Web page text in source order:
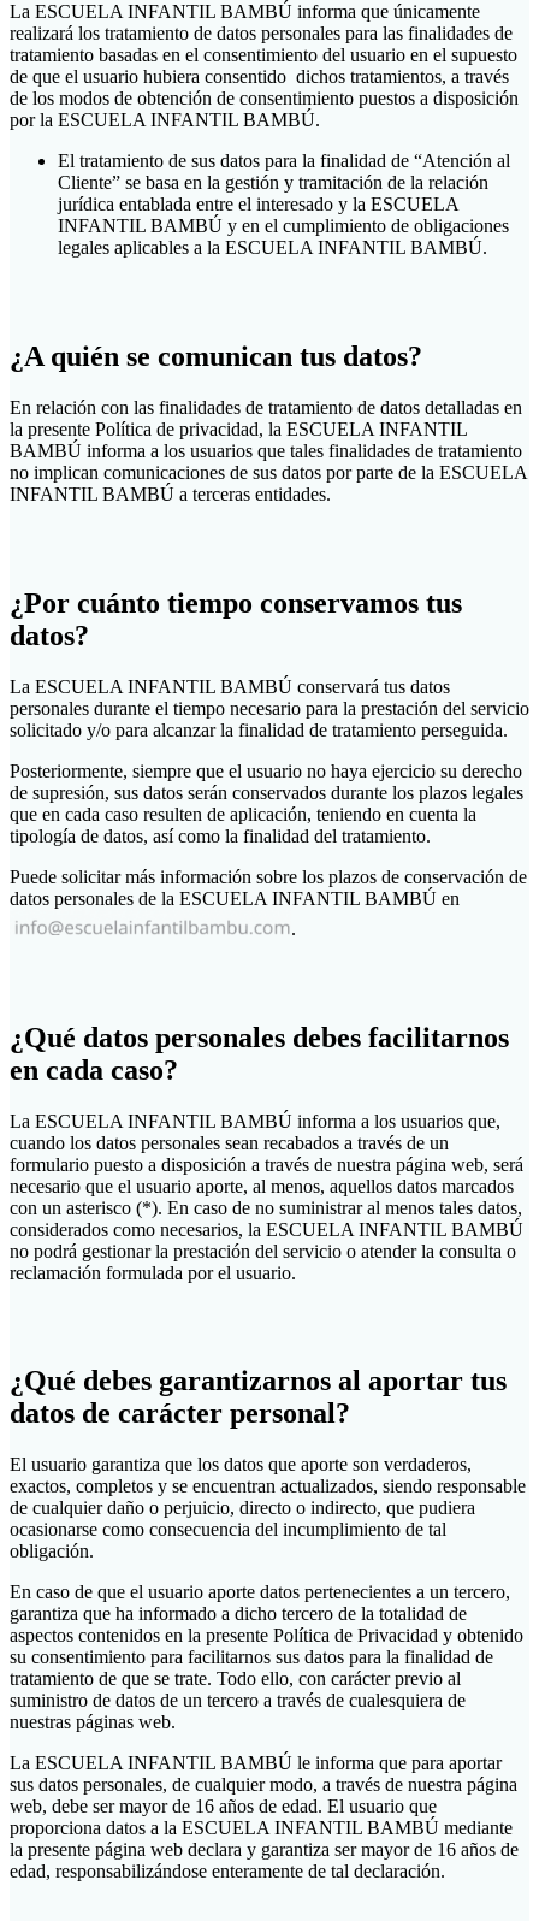
La ESCUELA INFANTIL BAMBÚ informa que únicamente
realizará los tratamiento de datos personales para las finalidades de
tratamiento basadas en el consentimiento del usuario en el supuesto
de que el usuario hubiera consentido dichos tratamientos, a través
de los modos de obtención de consentimiento puestos a disposición
por la ESCUELA INFANTIL BAMBÚ.
El tratamiento de sus datos para la finalidad de “Atención al
Cliente” se basa en la gestión y tramitación de la relación
jurídica entablada entre el interesado y la ESCUELA
INFANTIL BAMBÚ y en el cumplimiento de obligaciones
legales aplicables a la ESCUELA INFANTIL BAMBÚ.
¿A quién se comunican tus datos?
En relación con las finalidades de tratamiento de datos detalladas en
la presente Política de privacidad, la ESCUELA INFANTIL
BAMBÚ informa a los usuarios que tales finalidades de tratamiento
no implican comunicaciones de sus datos por parte de la ESCUELA
INFANTIL BAMBÚ a terceras entidades.
¿Por cuánto tiempo conservamos tus
datos?
La ESCUELA INFANTIL BAMBÚ conservará tus datos
personales durante el tiempo necesario para la prestación del servicio
solicitado y/o para alcanzar la finalidad de tratamiento perseguida.
Posteriormente, siempre que el usuario no haya ejercicio su derecho
de supresión, sus datos serán conservados durante los plazos legales
que en cada caso resulten de aplicación, teniendo en cuenta la
tipología de datos, así como la finalidad del tratamiento.
Puede solicitar más información sobre los plazos de conservación de
datos personales de la ESCUELA INFANTIL BAMBÚ en
.
¿Qué datos personales debes facilitarnos
en cada caso?
La ESCUELA INFANTIL BAMBÚ informa a los usuarios que,
cuando los datos personales sean recabados a través de un
formulario puesto a disposición a través de nuestra página web, será
necesario que el usuario aporte, al menos, aquellos datos marcados
con un asterisco (*). En caso de no suministrar al menos tales datos,
considerados como necesarios, la ESCUELA INFANTIL BAMBÚ
no podrá gestionar la prestación del servicio o atender la consulta o
reclamación formulada por el usuario.
¿Qué debes garantizarnos al aportar tus
datos de carácter personal?
El usuario garantiza que los datos que aporte son verdaderos,
exactos, completos y se encuentran actualizados, siendo responsable
de cualquier daño o perjuicio, directo o indirecto, que pudiera
ocasionarse como consecuencia del incumplimiento de tal
obligación.
En caso de que el usuario aporte datos pertenecientes a un tercero,
garantiza que ha informado a dicho tercero de la totalidad de
aspectos contenidos en la presente Política de Privacidad y obtenido
su consentimiento para facilitarnos sus datos para la finalidad de
tratamiento de que se trate. Todo ello, con carácter previo al
suministro de datos de un tercero a través de cualesquiera de
nuestras páginas web.
La ESCUELA INFANTIL BAMBÚ le informa que para aportar
sus datos personales, de cualquier modo, a través de nuestra página
web, debe ser mayor de 16 años de edad. El usuario que
proporciona datos a la ESCUELA INFANTIL BAMBÚ mediante
la presente página web declara y garantiza ser mayor de 16 años de
edad, responsabilizándose enteramente de tal declaración.